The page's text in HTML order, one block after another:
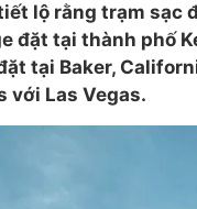
lộ rằng trạm sạc
đặt tại thành phố
tại Baker,
với Las Vegas.